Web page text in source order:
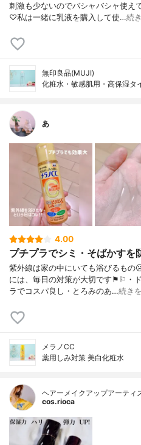
刺激も少ないのでバシャバシャ使え
♡私は一緒に乳液を購入して使…続
無印良品(MUJI)
化粧水・敏感肌用・高保湿タ
あ
4.00
プチプラでシミ・そばかすを
紫外線は家の中にいても浴びるも
には、毎日の対策が大切です⚑︎⚐︎・
ラでコスパ良し・とろみのあ…続き
メラノCC
薬用しみ対策 美白化粧水
ヘアーメイクアップアーティ
cos.rioca